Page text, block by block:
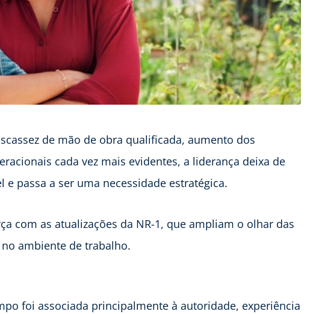
de mão de obra qualificada, aumento dos
cada vez mais evidentes, a liderança deixa de
passa a ser uma necessidade estratégica.
com as atualizações da NR-1, que ampliam o olhar das
ambiente de trabalho.
foi associada principalmente à autoridade, experiência